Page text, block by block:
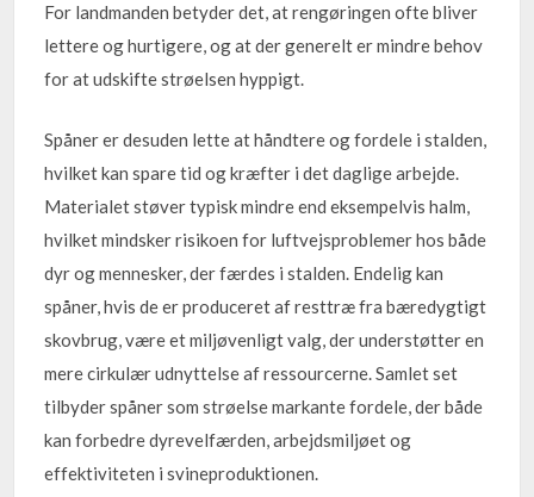
For landmanden betyder det, at rengøringen ofte bliver
lettere og hurtigere, og at der generelt er mindre behov
for at udskifte strøelsen hyppigt.
Spåner er desuden lette at håndtere og fordele i stalden,
hvilket kan spare tid og kræfter i det daglige arbejde.
Materialet støver typisk mindre end eksempelvis halm,
hvilket mindsker risikoen for luftvejsproblemer hos både
dyr og mennesker, der færdes i stalden. Endelig kan
spåner, hvis de er produceret af resttræ fra bæredygtigt
skovbrug, være et miljøvenligt valg, der understøtter en
mere cirkulær udnyttelse af ressourcerne. Samlet set
tilbyder spåner som strøelse markante fordele, der både
kan forbedre dyrevelfærden, arbejdsmiljøet og
effektiviteten i svineproduktionen.